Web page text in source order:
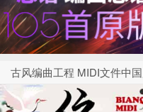
古风编曲工程 MIDI文件中